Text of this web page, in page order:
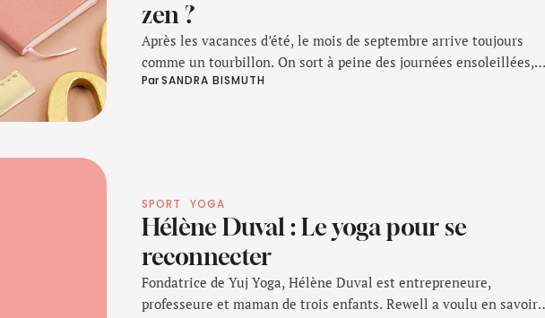
zen ?
Après les vacances d’été, le mois de septembre arrive toujours
comme un tourbillon. On sort à peine des journées ensoleillées,
des moments suspendus où l’on a enfin pris le temps de ralentir, et
Par SANDRA BISMUTH
SPORT YOGA
Hélène Duval : Le yoga pour se
reconnecter
Fondatrice de Yuj Yoga, Hélène Duval est entrepreneure,
professeure et maman de trois enfants. Rewell a voulu en savoir